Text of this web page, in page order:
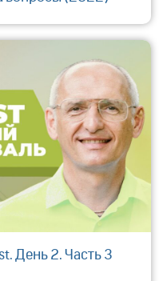
День 2. Часть 3